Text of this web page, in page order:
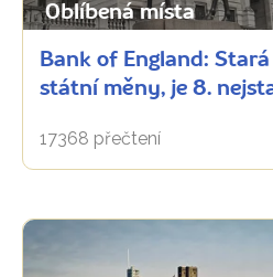
Oblíbená místa
Bank of England:
státní měny, je 8.
17368 přečtení